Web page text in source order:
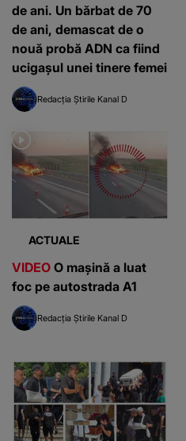
de ani. Un bărbat de 70
de ani, demascat de o
nouă probă ADN ca fiind
ucigașul unei tinere femei
Redacția Știrile Kanal D
ACTUALE
VIDEO O mașină a luat
foc pe autostrada A1
Redacția Știrile Kanal D